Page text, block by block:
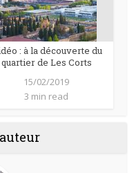
: à la découverte du
quartier de Les Corts
15/02/2019
3 min read